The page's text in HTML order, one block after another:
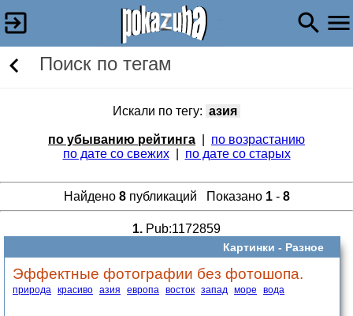
Поиск по тегам
Искали по тегу: азия
по убыванию рейтинга
по возрастанию
по дате со свежих| по дате со старых
Найдено 8публикаций Показано 1- 8
1. Pub:1172859
Картинки - Разное
Эффектные фотографии без фотошопа.
природа красиво азия европа восток запад море вода